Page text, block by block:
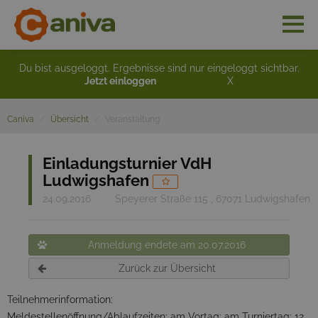
Du bist ausgeloggt. Ergebnisse sind nur eingeloggt sichtbar.
Jetzt einloggen
X
Caniva Übersicht
Einladungsturnier VdH
Ludwigshafen
24.09.2016 Speyerer Straße 115 , 67071 Ludwigshafen
Anmeldung endete am 20.07.2016
Zurück zur Übersicht
Teilnehmerinformation: